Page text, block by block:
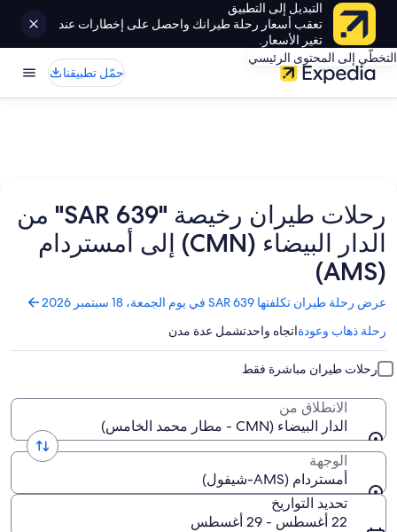
التبديل إلى التطبيق
تعقب أسعار رحلة طيرانك واحصل على إخطارات عند
تغير الأسعار.
التخطّي إلى المحتوى الرئيسي
حمّل تطبيقنا
رحلات طيران رخيصة "SAR 639" من
الدار البيضاء (CMN) إلى أمستردام
(AMS)
عرض رحلة طيران تكلفتها SAR 639 في يوم الجمعة، 18 سبتمبر 2026
تفتح
في
نافذة
جديدة
رحلة ذهاب وعودةاتجاه واحدتشمل عدة مدن
رحلات طيران مباشرة فقط
الانطلاق من
الدار البيضاء (CMN - مطار محمد الخامس)
الوجهة
أمستردام (AMS-شيفول)
تحديد التواريخ
22 أغسطس - 29 أغسطس